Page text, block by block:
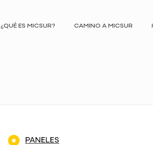
¿QUÉ ES MICSUR? CAMINO A MICSUR
PANELES